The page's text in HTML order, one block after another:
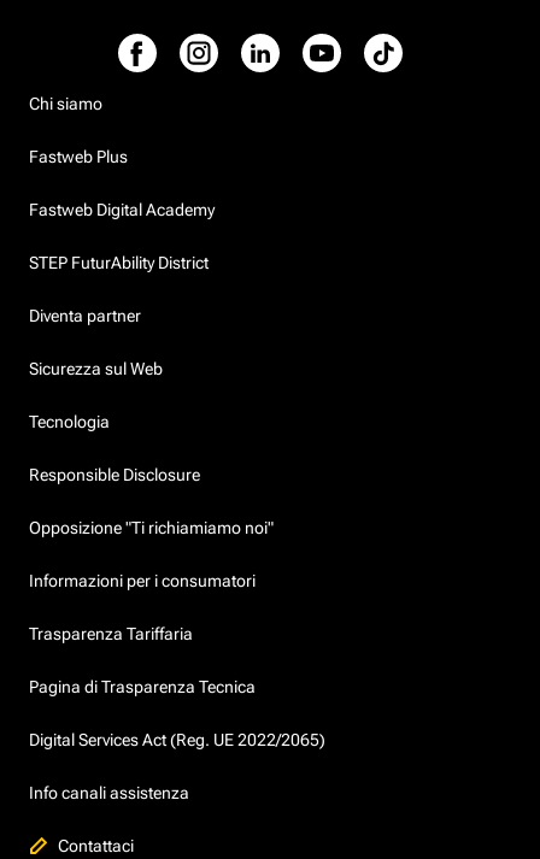
Chi siamo
Fastweb Plus
Fastweb Digital Academy
STEP FuturAbility District
Diventa partner
Sicurezza sul Web
Tecnologia
Responsible Disclosure
Opposizione "Ti richiamiamo noi"
Informazioni per i consumatori
Trasparenza Tariffaria
Pagina di Trasparenza Tecnica
Digital Services Act (Reg. UE 2022/2065)
Info canali assistenza
Contattaci